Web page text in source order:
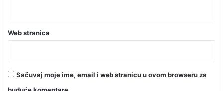
Web stranica
Sačuvaj moje ime, email i web stranicu u ovom browseru za
buduće komentare.